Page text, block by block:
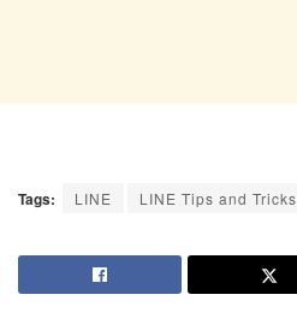
Tags: LINE LINE Tips and Tricks